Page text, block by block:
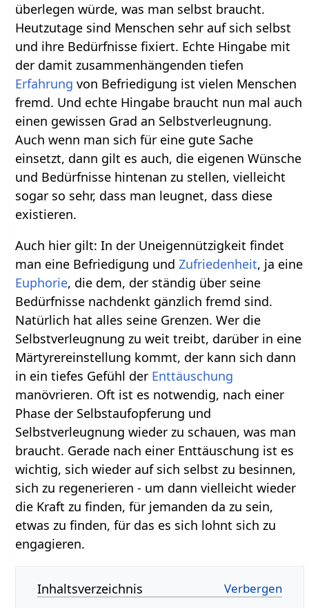
überlegen würde, was man selbst braucht.
Heutzutage sind Menschen sehr auf sich selbst
und ihre Bedürfnisse fixiert. Echte Hingabe mit
der damit zusammenhängenden tiefen
Erfahrung von Befriedigung ist vielen Menschen
fremd. Und echte Hingabe braucht nun mal auch
einen gewissen Grad an Selbstverleugnung.
Auch wenn man sich für eine gute Sache
einsetzt, dann gilt es auch, die eigenen Wünsche
und Bedürfnisse hintenan zu stellen, vielleicht
sogar so sehr, dass man leugnet, dass diese
existieren.
Auch hier gilt: In der Uneigennützigkeit findet
man eine Befriedigung undZufriedenheit, ja eine
Euphorie, die dem, der ständig über seine
Bedürfnisse nachdenkt gänzlich fremd sind.
Natürlich hat alles seine Grenzen. Wer die
Selbstverleugnung zu weit treibt, darüber in eine
Märtyrereinstellung kommt, der kann sich dann
in ein tiefes Gefühl der Enttäuschung
manövrieren. Oft ist es notwendig, nach einer
Phase der Selbstaufopferung und
Selbstverleugnung wieder zu schauen, was man
braucht. Gerade nach einer Enttäuschung ist es
wichtig, sich wieder auf sich selbst zu besinnen,
sich zu regenerieren - um dann vielleicht wieder
die Kraft zu finden, für jemanden da zu sein,
etwas zu finden, für das es sich lohnt sich zu
engagieren.
Inhaltsverzeichnis